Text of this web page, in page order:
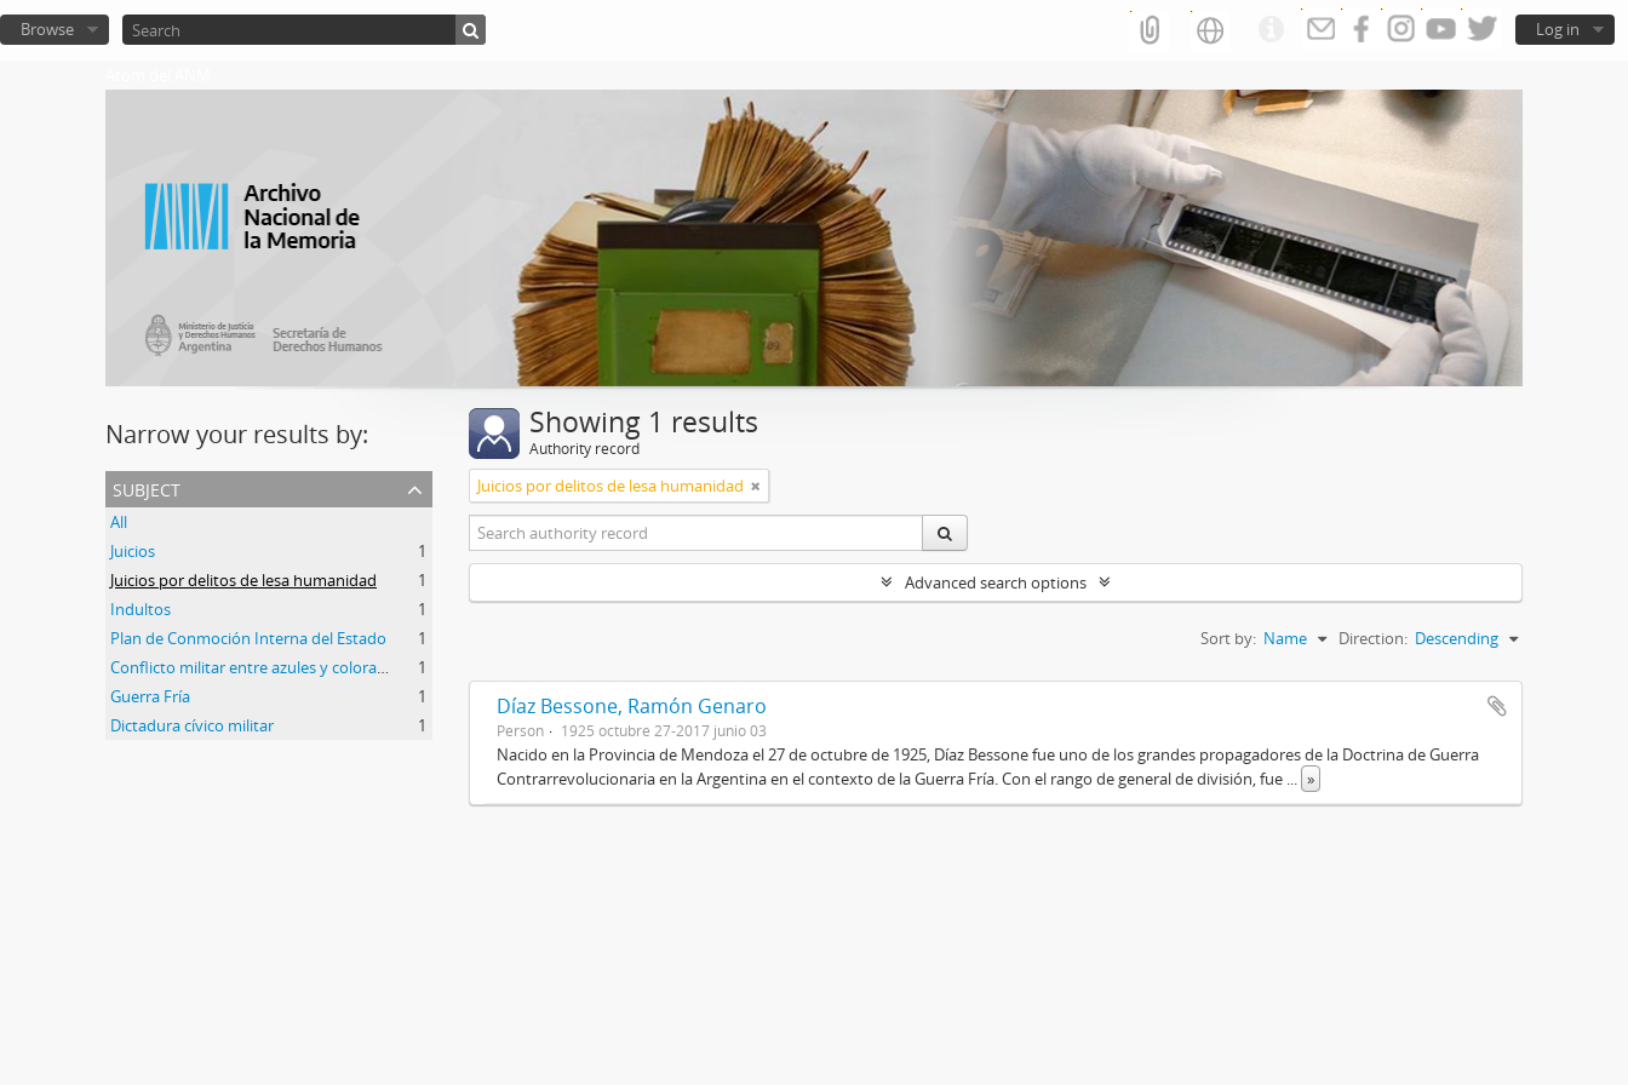
Log in
Browse
Narrow your results by:
subject
All
Juicios
1
Juicios por delitos de lesa humanidad
1
Indultos
1
Plan de Conmoción Interna del Estado
1
1
Guerra Fría
1
Dictadura cívico militar
1
Showing 1 results
Authority record
Juicios por delitos de lesa humanidad
Advanced search options
Sort by: Name Direction: Descending
Díaz Bessone, Ramón Genaro
Person 1925 octubre 27-2017 junio 03
Nacido en la Provincia de Mendoza el 27 de octubre de 1925, Díaz Bessone fue uno de los grandes propagadores de la Doctrina de Guerra
Contrarrevolucionaria en la Argentina en el contexto de la Guerra Fría. Con el rango de general de división, fue
»